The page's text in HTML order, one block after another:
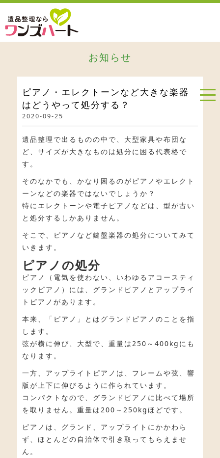
お知らせ
ピアノ・エレクトーンなど大きな楽器
はどうやって処分する？
2020-09-25
遺品整理で出るものの中で、大型家具や布団な
ど、サイズが大きなものは処分に困る代表格で
す。
そのなかでも、かなり困るのがピアノやエレクト
ーンなどの楽器ではないでしょうか？
特にエレクトーンや電子ピアノなどは、型が古い
と処分するしかありません。
そこで、ピアノなど鍵盤楽器の処分についてみて
いきます。
ピアノの処分
ピアノ（電気を使わない、いわゆるアコースティ
ックピアノ）には、グランドピアノとアップライ
トピアノがあります。
本来、「ピアノ」とはグランドピアノのことを指
します。
弦が横に伸び、大型で、重量は250～400kgにも
なります。
一方、アップライトピアノは、フレームや弦、響
版が上下に伸びるように作られています。
コンパクトなので、グランドピアノに比べて場所
を取りません。重量は200～250kgほどです。
ピアノは、グランド、アップライトにかかわら
ず、ほとんどの自治体で引き取ってもらえませ
ん。